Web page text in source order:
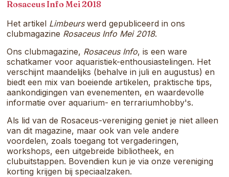
samenkomt.
Rosaceus Info Mei 2018
Het artikel Limbeurswerd gepubliceerd in ons
clubmagazine Rosaceus Info Mei 2018.
Ons clubmagazine, Rosaceus Info, is een ware
schatkamer voor aquaristiek-enthousiastelingen. Het
verschijnt maandelijks (behalve in juli en augustus) en
biedt een mix van boeiende artikelen, praktische tips,
aankondigingen van evenementen, en waardevolle
informatie over aquarium- en terrariumhobby's.
Als lid van de Rosaceus-vereniging geniet je niet alleen
van dit magazine, maar ook van vele andere
voordelen, zoals toegang tot vergaderingen,
workshops, een uitgebreide bibliotheek, en
clubuitstappen. Bovendien kun je via onze vereniging
korting krijgen bij speciaalzaken.